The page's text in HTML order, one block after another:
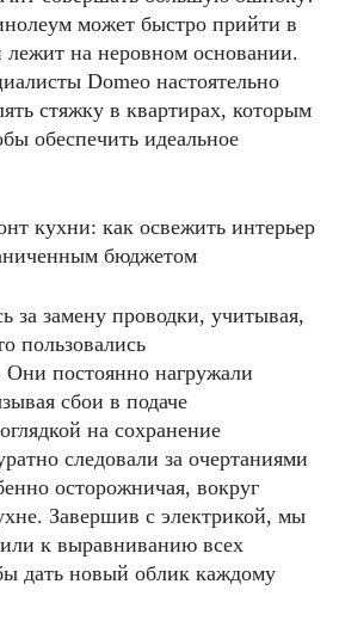
может быстро прийти в
лежит на неровном основании.
Domeo настоятельно
стяжку в квартирах, которым
обеспечить идеальное
за замену проводки, учитывая,
пользовались
Они постоянно нагружали
сбои в подаче
на сохранение
следовали за очертаниями
осторожничая, вокруг
Завершив с электрикой, мы
к выравниванию всех
дать новый облик каждому